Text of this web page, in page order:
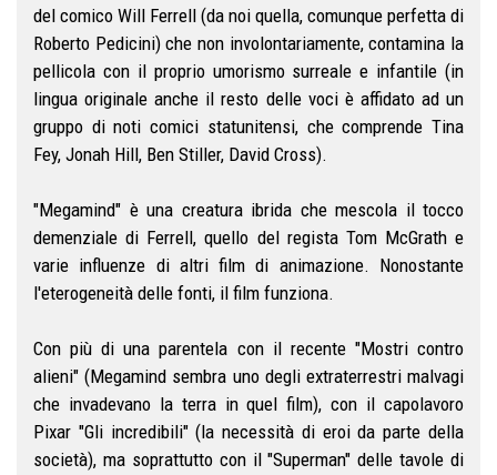
del comico Will Ferrell (da noi quella, comunque perfetta di
Roberto Pedicini) che non involontariamente, contamina la
pellicola con il proprio umorismo surreale e infantile (in
lingua originale anche il resto delle voci è affidato ad un
gruppo di noti comici statunitensi, che comprende Tina
Fey, Jonah Hill, Ben Stiller, David Cross).
"Megamind" è una creatura ibrida che mescola il tocco
demenziale di Ferrell, quello del regista Tom McGrath e
varie influenze di altri film di animazione. Nonostante
l'eterogeneità delle fonti, il film funziona.
Con più di una parentela con il recente "Mostri contro
alieni" (Megamind sembra uno degli extraterrestri malvagi
che invadevano la terra in quel film), con il capolavoro
Pixar "Gli incredibili" (la necessità di eroi da parte della
società), ma soprattutto con il "Superman" delle tavole di